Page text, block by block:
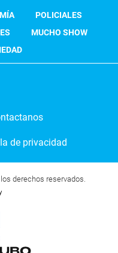
POLICIALES
MUCHO SHOW
de privacidad
derechos reservados.